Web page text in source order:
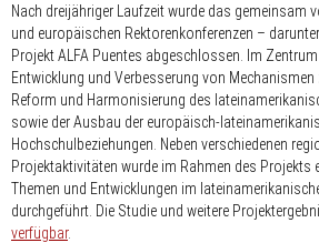
Nach dreijähriger Laufzeit wurde das gemeinsam
und europäischen Rektorenkonferenzen –
Projekt ALFA Puentes abgeschlossen. Im
Entwicklung und Verbesserung von Mechanismen
Reform und Harmonisierung des
sowie der Ausbau der europäisch-
Hochschulbeziehungen. Neben verschiedenen
Projektaktivitäten wurde im Rahmen des Projekts
Themen und Entwicklungen im
durchgeführt. Die Studie und weitere
verfügbar.